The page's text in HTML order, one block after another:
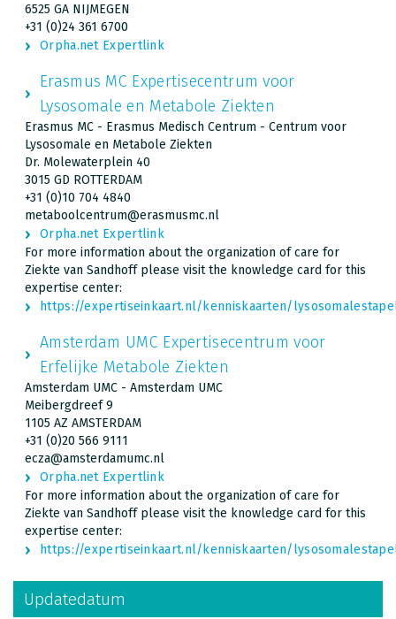
6525 GA NIJMEGEN
+31 (0)24 361 6700
Orpha.net Expertlink
Erasmus MC Expertisecentrum voor
Lysosomale en Metabole Ziekten
Erasmus MC - Erasmus Medisch Centrum - Centrum voor
Lysosomale en Metabole Ziekten
Dr. Molewaterplein 40
3015 GD ROTTERDAM
+31 (0)10 704 4840
metaboolcentrum@erasmusmc.nl
Orpha.net Expertlink
For more information about the organization of care for
Ziekte van Sandhoff please visit the knowledge card for this
expertise center:
https://expertiseinkaart.nl/kenniskaarten/
Amsterdam UMC Expertisecentrum voor
Erfelijke Metabole Ziekten
Amsterdam UMC - Amsterdam UMC
Meibergdreef 9
1105 AZ AMSTERDAM
+31 (0)20 566 9111
ecza@amsterdamumc.nl
Orpha.net Expertlink
For more information about the organization of care for
Ziekte van Sandhoff please visit the knowledge card for this
expertise center:
https://expertiseinkaart.nl/kenniskaarten/
Updatedatum